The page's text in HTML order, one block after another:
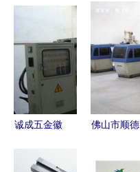
诚成五金徽
厂
佛山市顺德